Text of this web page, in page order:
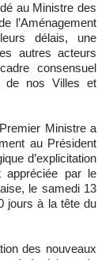
au Ministre des
l’Aménagement
délais, une
autres acteurs
consensuel
de nos Villes et
Ministre a
au Président
d’explicitation
appréciée par le
le samedi 13
jours à la tête du
des nouveaux